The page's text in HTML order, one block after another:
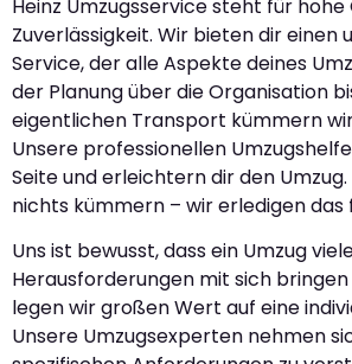
Heinz Umzugsservice steht für
Zuverlässigkeit. Wir bieten dir einen
Service, der alle Aspekte deines
der Planung über die Organisation
eigentlichen Transport kümmern
Unsere professionellen
Seite und erleichtern dir den
nichts kümmern – wir erledigen das
Uns ist bewusst, dass ein Umzug
Herausforderungen mit sich
legen wir großen Wert auf eine
Unsere Umzugsexperten nehmen